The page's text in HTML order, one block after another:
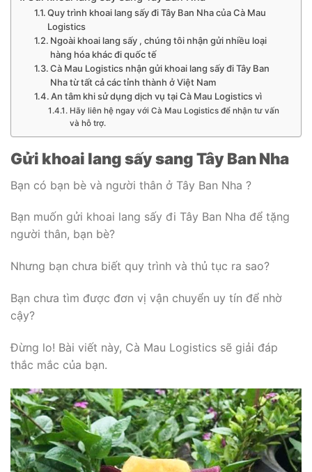
Quy trình khoai lang sấy đi Tây Ban Nha của Cà Mau
Logistics
Ngoài khoai lang sấy , chúng tôi nhận gửi nhiều loại
hàng hóa khác đi quốc tế
Cà Mau Logistics nhận gửi khoai lang sấy đi Tây Ban
Nha từ tất cả các tỉnh thành ở Việt Nam
An tâm khi sử dụng dịch vụ tại Cà Mau Logistics vì
Hãy liên hệ ngay với Cà Mau Logistics để nhận tư vấn
và hỗ trợ.
Gửi khoai lang sấy sang Tây Ban Nha
Bạn có bạn bè và người thân ở Tây Ban Nha ?
Bạn muốn gửi khoai lang sấy đi Tây Ban Nha để tặng
người thân, bạn bè?
Nhưng bạn chưa biết quy trình và thủ tục ra sao?
Bạn chưa tìm được đơn vị vận chuyển uy tín để nhờ
cậy?
Đừng lo! Bài viết này, Cà Mau Logistics sẽ giải đáp
thắc mắc của bạn.